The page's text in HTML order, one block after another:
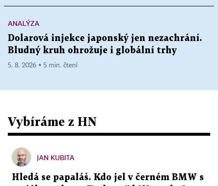
ANALÝZA
Dolarová injekce japonský jen nezachrání.
Bludný kruh ohrožuje i globální trhy
5. 8. 2026 ▪ 5 min. čtení
Vybíráme z HN
JAN KUBITA
Hledá se papaláš. Kdo jel v černém BMW s